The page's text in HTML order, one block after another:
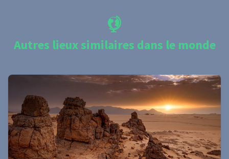
Autres lieux similaires dans le monde